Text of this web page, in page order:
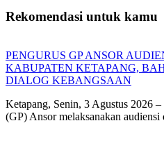
Rekomendasi untuk kamu
PENGURUS GP ANSOR
KABUPATEN KETAPANG,
DIALOG KEBANGSAAN
Ketapang, Senin, 3 Agustus 2026 –
(GP) Ansor melaksanakan